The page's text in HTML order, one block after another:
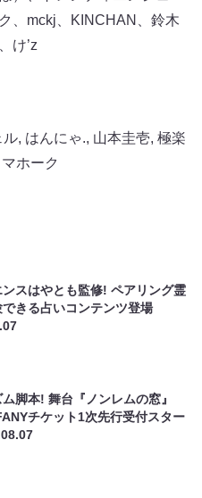
、mckj、KINCHAN、鈴木
け’z
ル, はんにゃ., 山本圭壱, 極楽
ホーク
ンスはやとも監修! ペアリング霊
きる占いコンテンツ登場
脚本! 舞台『ノンレムの窓』
チケット1次先行受付スター